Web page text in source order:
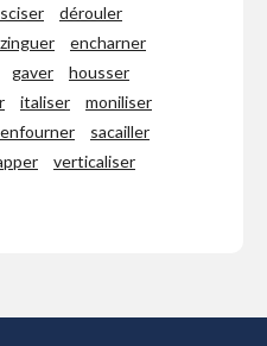
dérouler
encharner
gaver
housser
italiser
moniliser
sacailler
verticaliser